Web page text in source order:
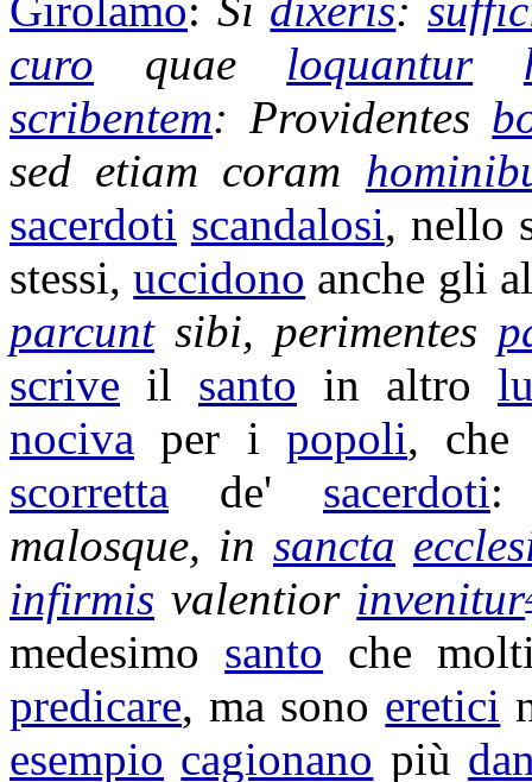
curo quae loquantur
scribentem:Providentes
sed etiam coram
sacerdoti scandalosi, nello
stessi,uccidono anche gli
parcuntsibi, perimentes
scrive il santo in altro
nociva per ipopoli,
scorretta de' sacerdoti
malosque, in sancta
infirmis valentior invenitur
medesimo santo che
predicare, ma sono eretici
esempio cagionano più